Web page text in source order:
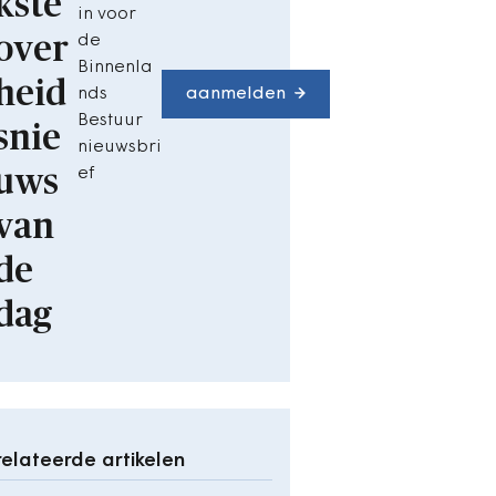
in voor
de
Binnenla
nds
Bestuur
nieuwsbri
ef
aanmelden
artikelen